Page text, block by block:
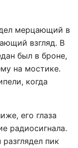
мерцающий в
взгляд. В
был в броне,
на мостике.
когда
его глаза
радиосигнала.
пик